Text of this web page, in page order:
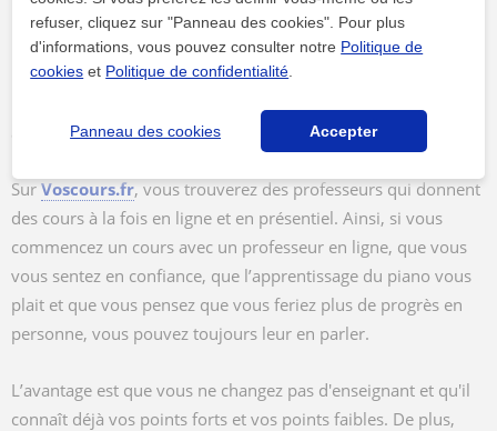
monde. Le grand avantage des cours particuliers
de piano ...
aidera avec les premières notions.
Sur Voscours.fr, vous trouverez des professeurs qui donnent
des cours à la fois en ligne et en présentiel. Ainsi, si vous
commencez un cours avec un professeur en ligne, que vous
vous sentez en confiance, que l’apprentissage du piano vous
plait et que vous pensez que vous feriez plus de progrès en
personne, vous pouvez toujours leur en parler.
L’avantage est que vous ne changez pas d'enseignant et qu'il
connaît déjà vos points forts et vos points faibles. De plus,
refuser, cliquez sur "Panneau des cookies". Pour plus
d'informations, vous pouvez consulter notre Politique de
cookies et Politique de confidentialité
Panneau des cookies Accepter